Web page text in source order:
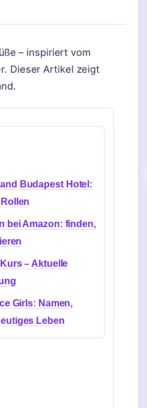
– inspiriert vom
Dieser Artikel zeigt
Budapest Hotel:
bei Amazon: finden,
– Aktuelle
Girls: Namen,
Leben